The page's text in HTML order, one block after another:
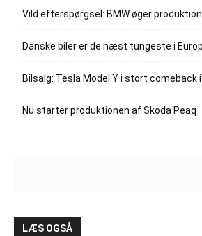
Vild efterspørgsel: BMW øger
Danske biler er de næst tungeste i
Bilsalg: Tesla Model Y i stort comeback
Nu starter produktionen af Skoda Peaq
LÆS OGSÅ